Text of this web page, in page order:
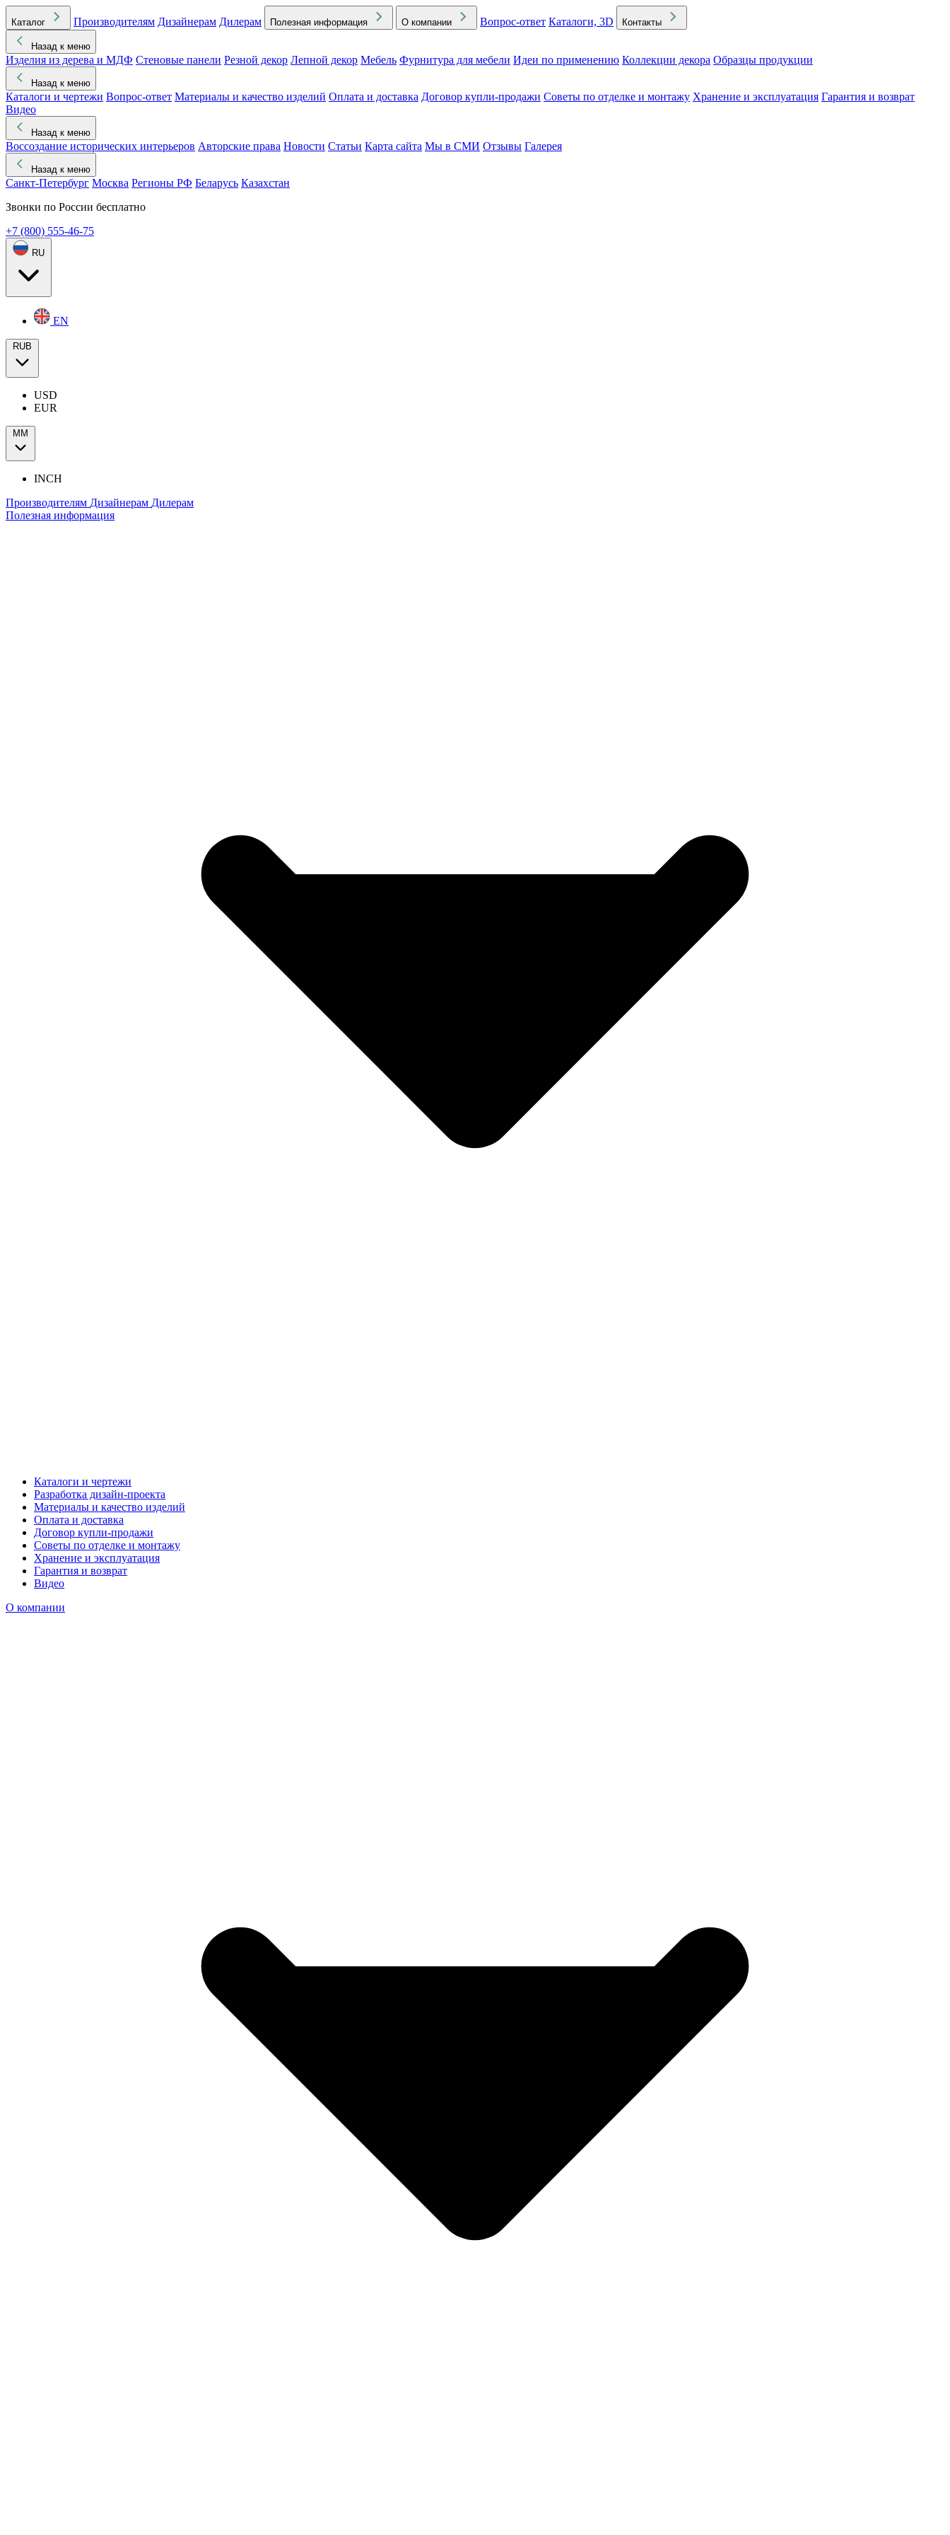
Каталог Производителям Дизайнерам Дилерам Полезная информация О компании Вопрос-ответ Каталоги, 3D Контакты
Назад к меню
Изделия из дерева и МДФ Стеновые панели Резной декор Лепной декор Мебель Фурнитура для мебели Идеи по применению Коллекции декора Образцы продукции
Назад к меню
Каталоги и чертежи Вопрос-ответ Материалы и качество изделий Оплата и доставка Договор купли-продажи Советы по отделке и монтажу Хранение и эксплуатация Гарантия и возврат
Видео
Назад к меню
Воссоздание исторических интерьеров Авторские права Новости Статьи Карта сайта Мы в СМИ Отзывы Галерея
Назад к меню
Санкт-Петербург Москва Регионы РФ Беларусь Казахстан
Звонки по России бесплатно
+7 (800) 555-46-75
RU
EN
RUB
USD
EUR
ММ
INCH
Производителям Дизайнерам Дилерам
Полезная информация
Каталоги и чертежи
Разработка дизайн-проекта
Материалы и качество изделий
Оплата и доставка
Договор купли-продажи
Советы по отделке и монтажу
Хранение и эксплуатация
Гарантия и возврат
Видео
О компании